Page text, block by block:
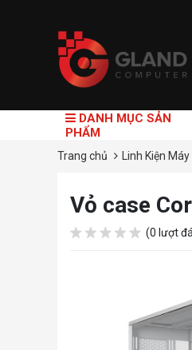
DANH MỤC SẢN
PHẨM
Trang chủ Linh Kiện
Vỏ case
(0 lượt